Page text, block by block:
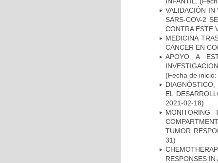
VALIDACIÓN IN
SARS-COV-2
CONTRA ESTE
MEDICINA
CANCER EN
APOYO A
(Fecha de
EL
2021-02-18)
MONITORING
TUMOR
31)
RESPONSES IN